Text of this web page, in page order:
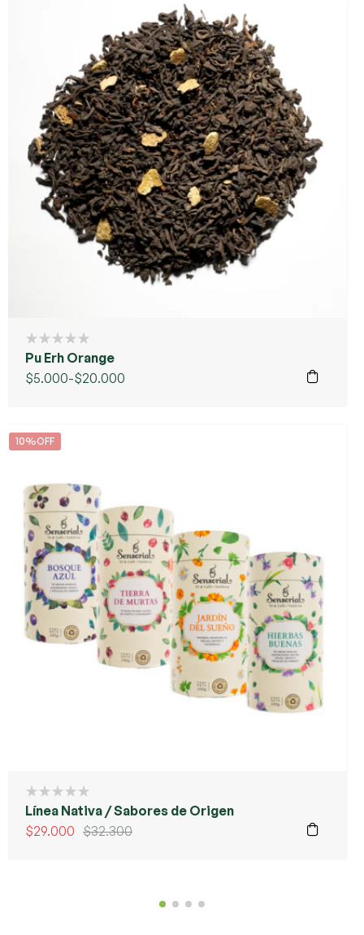
Pu Erh Orange
$5.000-$20.000
10%OFF
Línea Nativa / Sabores de Origen
$32.300
$29.000